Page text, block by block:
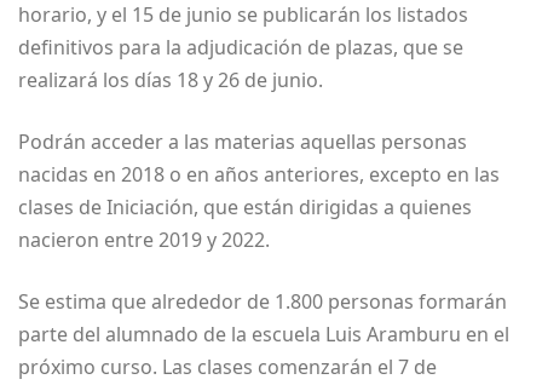
horario, y el 15 de junio se publicarán los listados
definitivos para la adjudicación de plazas, que se
realizará los días 18 y 26 de junio.
Podrán acceder a las materias aquellas personas
nacidas en 2018 o en años anteriores, excepto en las
clases de Iniciación, que están dirigidas a quienes
nacieron entre 2019 y 2022.
Se estima que alrededor de 1.800 personas formarán
parte del alumnado de la escuela Luis Aramburu en el
próximo curso. Las clases comenzarán el 7 de